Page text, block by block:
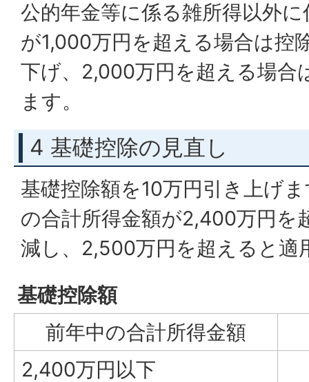
公的年金等に係る雑所得以外
が1,000万円を超える場合は控
下げ、2,000万円を超える場合
ます。
4 基礎控除の見直し
基礎控除額を10万円引き上げ
の合計所得金額が2,400万円を
減し、2,500万円を超えると適
基礎控除額
前年中の合計所得金額
2,400万円以下